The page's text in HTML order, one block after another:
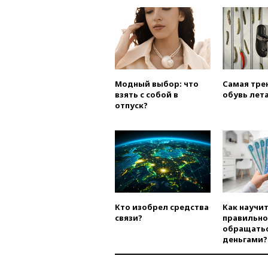
Модный выбор: что
взять с собой в
отпуск?
Самая
обувь
Кто изобрел средства
связи?
Как
правильно
деньгами?